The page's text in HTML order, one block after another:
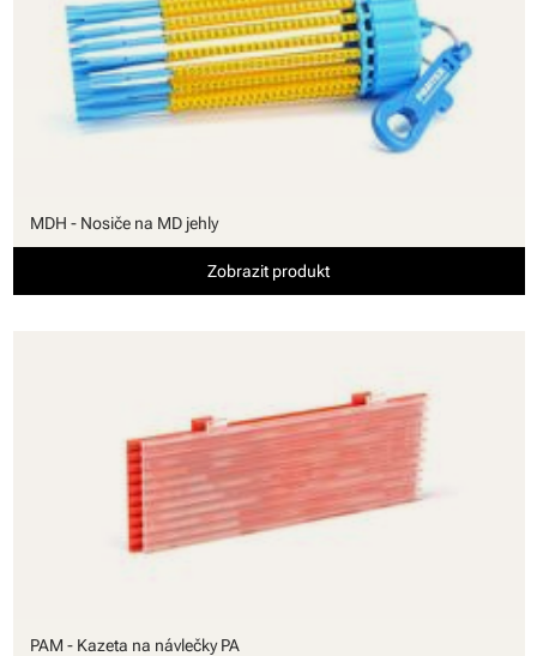
MDH - Nosiče na MD jehly
Zobrazit produkt
PAM - Kazeta na návlečky PA